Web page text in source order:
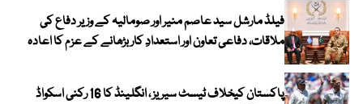
فیلڈ مارشل سید عاصم منیر اور صومالیہ کے وزیر دفاع کی
ملاقات، دفاعی تعاون اور استعدادِ کار بڑھانے کے عزم کا اعادہ
پاکستان کیخلاف ٹیسٹ سیریز ، انگلینڈ کا 16 رکنی اسکواڈ